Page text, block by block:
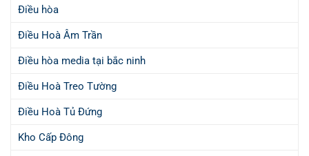
Điều hòa
Điều Hoà Âm Trần
Điều hòa media tại bắc ninh
Điều Hoà Treo Tường
Điều Hoà Tủ Đứng
Kho Cấp Đông